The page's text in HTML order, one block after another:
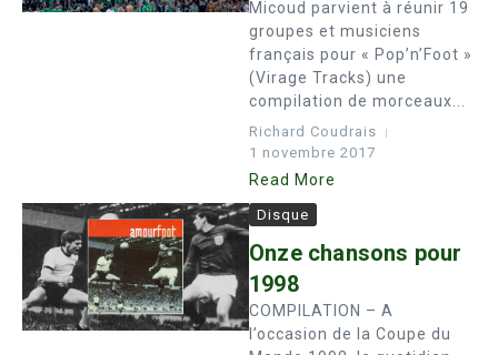
Micoud parvient à réunir 19
groupes et musiciens
français pour « Pop’n’Foot »
(Virage Tracks) une
compilation de morceaux...
Richard Coudrais
1 novembre 2017
Read More
Disque
Onze chansons pour
1998
COMPILATION – A
l’occasion de la Coupe du